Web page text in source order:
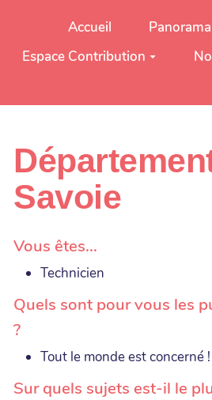
Aller au contenu principal
Accueil
Espace Contribution
Savoie
Vous êtes...
Technicien
Quels sont pour vous les
?
Tout le monde est concerné !
Sur quels sujets est-il le